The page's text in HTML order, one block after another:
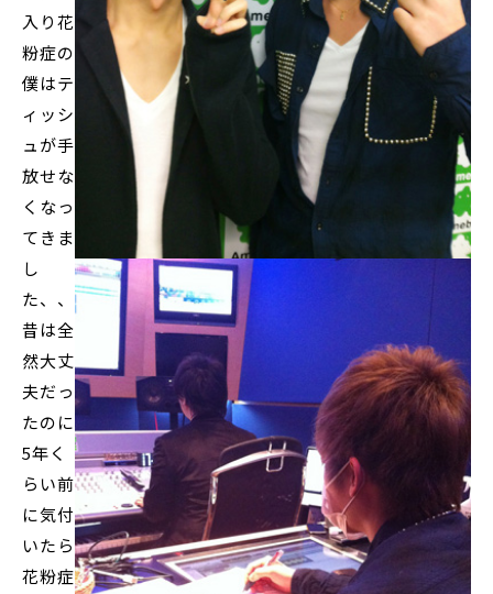
入り花
粉症の
僕はテ
ィッシ
ュが手
放せな
くなっ
てきま
し
た、、
昔は全
然大丈
夫だっ
たのに
5年く
らい前
に気付
いたら
花粉症